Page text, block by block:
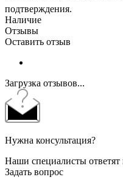
подтверждения.
Наличие
Отзывы
Оставить отзыв
Загрузка отзывов...
Нужна консультация?
Наши специалисты
Задать вопрос